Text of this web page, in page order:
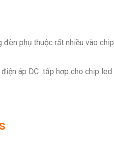
phụ thuộc rất nhiều vào chip
áp DC tấp hơp cho chip led